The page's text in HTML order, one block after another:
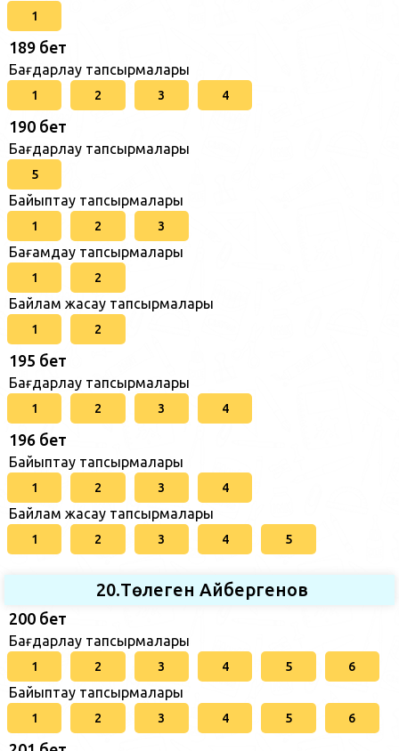
1
189 бет
Бағдарлау тапсырмалары
1 2 3 4
190 бет
Бағдарлау тапсырмалары
5
Байыптау тапсырмалары
1 2 3
Бағамдау тапсырмалары
1 2
Байлам жасау тапсырмалары
1 2
195 бет
Бағдарлау тапсырмалары
1 2 3 4
196 бет
Байыптау тапсырмалары
1 2 3 4
Байлам жасау тапсырмалары
1 2 3 4 5
20.Төлеген Айбергенов
200 бет
Бағдарлау тапсырмалары
1 2 3 4 5 6
Байыптау тапсырмалары
1 2 3 4 5 6